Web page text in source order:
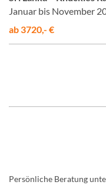
Januar bis November
ab 3720,- €
Persönliche Beratung